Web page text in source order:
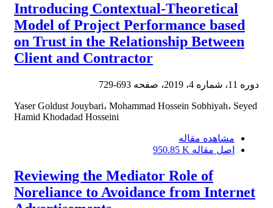
Introducing Contextual-Theoretical
Model of Project Performance based
on Trust in the Relationship Between
Client and Contractor
دوره 11، شماره 4، 2019، صفحه 693-729
Yaser Goldust Jouybari، Mohammad Hossein Sobhiyah، Seyed
Hamid Khodadad Hosseini
مشاهده مقاله
اصل مقاله 950.85 K
Reviewing the Mediator Role of
Noreliance to Avoidance from Internet